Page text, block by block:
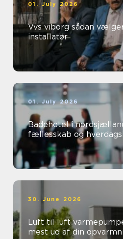
01. July 2026
Vvs viborg sådan vælger du den rette
installatør
01. July 2026
Badehotel i nordsjælland kystnær
fællesskab og
30. June 2026
Luft til luft
mest ud af din